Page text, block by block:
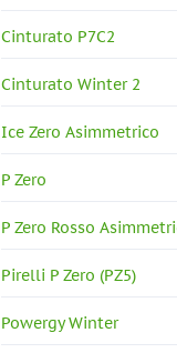
Cinturato P7C2
Cinturato Winter 2
Ice Zero Asimmetrico
P Zero
P Zero Rosso
Pirelli P Zero (PZ5)
Powergy Winter